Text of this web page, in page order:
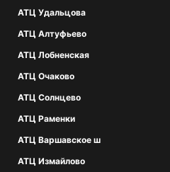
АТЦ Удальцова
АТЦ Алтуфьево
АТЦ Лобненская
АТЦ Очаково
АТЦ Солнцево
АТЦ Раменки
АТЦ Варшавское ш
АТЦ Измайлово